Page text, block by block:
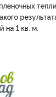
на 1 кв. м.